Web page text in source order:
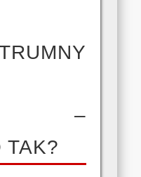
–
TAK?